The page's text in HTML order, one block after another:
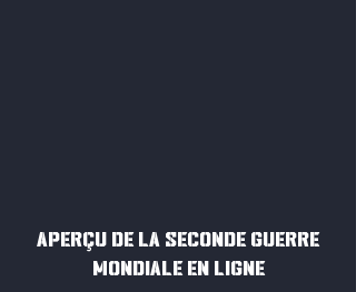
APERÇU DE LA SECONDE GUERRE
MONDIALE EN LIGNE